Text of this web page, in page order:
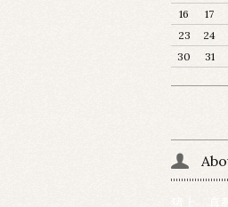
16
17
23
24
30
31